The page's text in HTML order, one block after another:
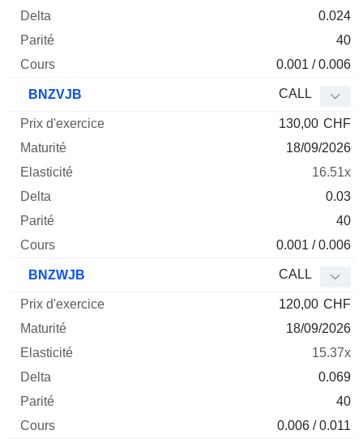
0.024
40
0.001 / 0.006
BNZVJB CALL
130,00 CHF
18/09/2026
16.51x
0.03
40
0.001 / 0.006
BNZWJB CALL
120,00 CHF
18/09/2026
15.37x
0.069
40
0.006 / 0.011